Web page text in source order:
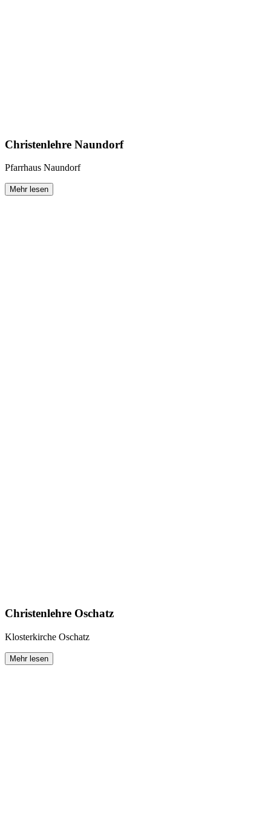
Christenlehre Naundorf
Pfarrhaus Naundorf
Mehr lesen
Christenlehre Oschatz
Klosterkirche Oschatz
Mehr lesen